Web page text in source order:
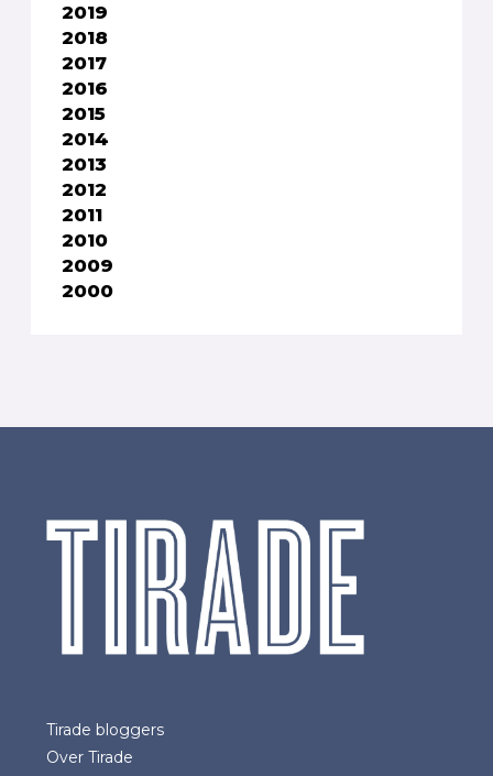
2019
2018
2017
2016
2015
2014
2013
2012
2011
2010
2009
2000
Tirade bloggers
Over Tirade